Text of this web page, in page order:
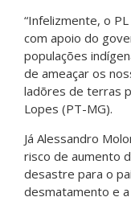
“Infelizmente, o
com apoio do
populações
de ameaçar os
ladõres de terras
Lopes (PT-MG).
Já Alessandro
risco de aumento
desastre para o
desmatamento e a